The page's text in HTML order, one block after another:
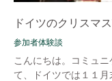
ドイツのクリスマ
参加者体験談
こんにちは。コミュ
て、ドイツでは１１